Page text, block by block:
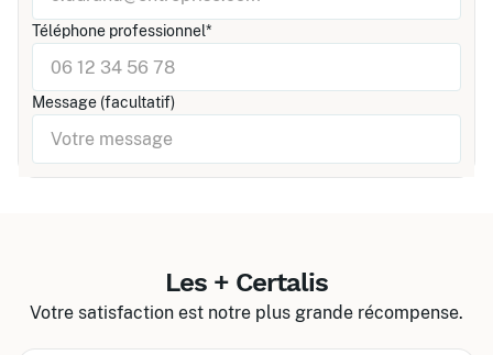
Téléphone professionnel*
Message (facultatif)
Les + Certalis
Votre satisfaction est notre plus grande récompense.